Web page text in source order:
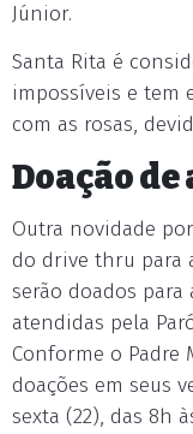
Júnior.
Santa Rita é
impossíveis e tem
com as rosas,
Doação
Outra novidade
do drive thru para
serão doados para
atendidas pela
Conforme o Padre
doações em seus
sexta (22), das 8h